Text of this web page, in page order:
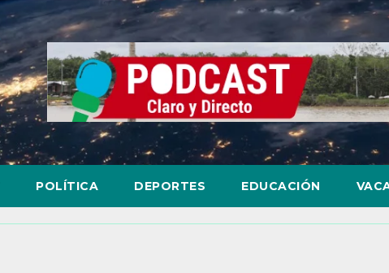
POLÍTICA DEPORTES EDUCACIÓN